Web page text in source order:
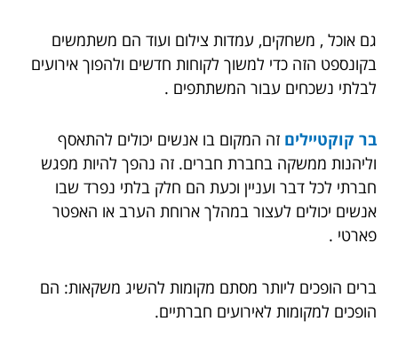
גם אוכל , משחקים, עמדות צילום ועוד הם משתמשים
בקונספט הזה כדי למשוך לקוחות חדשים ולהפוך אירועים
לבלתי נשכחים עבור המשתתפים .
בר קוקטיילים זה המקום בו אנשים יכולים להתאסף
וליהנות ממשקה בחברת חברים. זה נהפך להיות מפגש
חברתי לכל דבר ועניין וכעת הם חלק בלתי נפרד שבו
אנשים יכולים לעצור במהלך ארוחת הערב או האפטר
פארטי .
ברים הופכים ליותר מסתם מקומות להשיג משקאות: הם
הופכים למקומות לאירועים חברתיים.